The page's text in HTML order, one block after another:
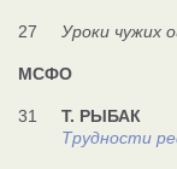
27 Уроки чужих
МСФО
31 Т. РЫБАК
Трудности